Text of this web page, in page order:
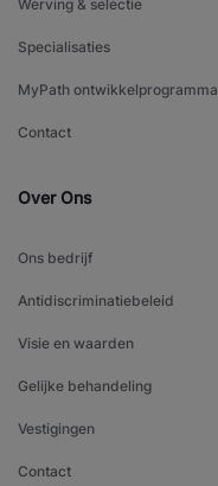
Werving & selectie
Specialisaties
MyPath ontwikkelprogramma
Contact
Over Ons
Ons bedrijf
Antidiscriminatiebeleid
Visie en waarden
Gelijke behandeling
Vestigingen
Contact